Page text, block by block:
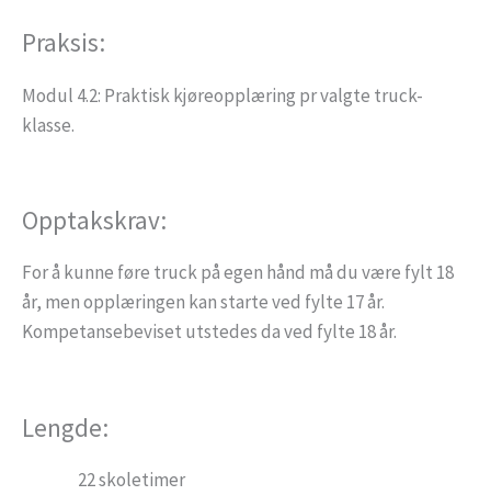
Praksis:
Modul 4.2: Praktisk kjøreopplæring pr valgte truck-
klasse.
Opptakskrav:
For å kunne føre truck på egen hånd må du være fylt 18
år, men opplæringen kan starte ved fylte 17 år.
Kompetansebeviset utstedes da ved fylte 18 år.
Lengde:
22 skoletimer